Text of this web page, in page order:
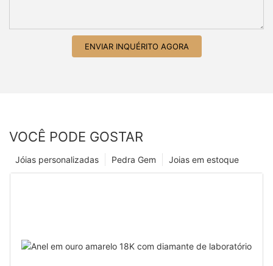
ENVIAR INQUÉRITO AGORA
VOCÊ PODE GOSTAR
Joias em estoque
Pedra Gem
Jóias personalizadas